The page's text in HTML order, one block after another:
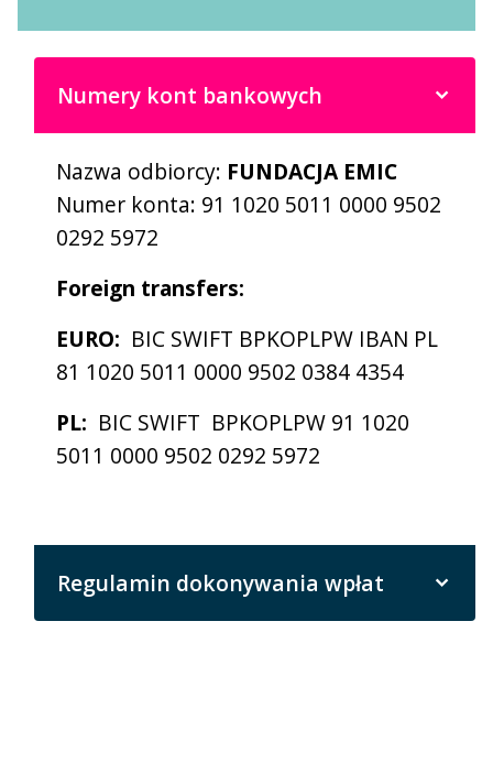
Numery kont bankowych
Nazwa odbiorcy: FUNDACJA EMIC
Numer konta: 91 1020 5011 0000 9502
0292 5972
Foreign transfers:
EURO: BIC SWIFT BPKOPLPW IBAN PL
81 1020 5011 0000 9502 0384 4354
PL: BIC SWIFT BPKOPLPW 91 1020
5011 0000 9502 0292 5972
Regulamin dokonywania wpłat